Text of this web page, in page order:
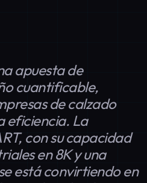
apuesta de
cuantificable,
de calzado
eficiencia. La
con su capacidad
en 8K y una
está convirtiendo en